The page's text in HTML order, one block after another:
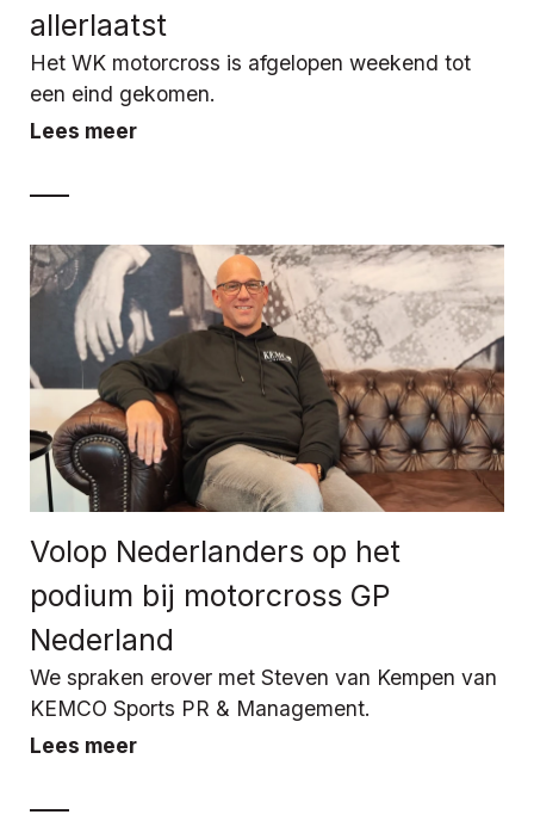
allerlaatst
Het WK motorcross is afgelopen weekend tot
een eind gekomen.
Lees meer
Volop Nederlanders op het
podium bij motorcross GP
Nederland
We spraken erover met Steven van Kempen van
KEMCO Sports PR & Management.
Lees meer